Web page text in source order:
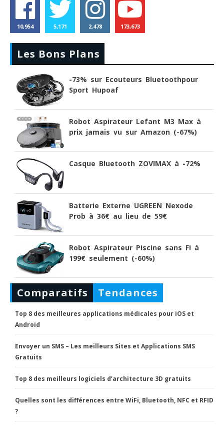
10,954 5,171 2,478 173,673
Les Bons Plans
-73% sur Ecouteurs Bluetoothpour
Sport Hupoaf
Robot Aspirateur Lefant M3 Max à
prix jamais vu sur Amazon (-67%)
Casque Bluetooth ZOVIMAX à -72%
Batterie Externe UGREEN Nexode
Prob à 36€ au lieu de 59€
Robot Aspirateur Piscine sans Fi à
199€ seulement (-60%)
Comparatifs Tendances
Top 8 des meilleures applications médicales pour iOS et
Android
Envoyer un SMS – Les meilleurs Sites et Applications SMS
Gratuits
Top 8 des meilleurs logiciels d’architecture 3D gratuits
Quelles sont les différences entre WiFi, Bluetooth, NFC et RFID
?